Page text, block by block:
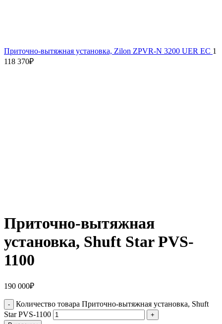
Приточно-вытяжная установка, Zilon ZPVR-N 3200 UER EC 1
118 370₽
Приточно-вытяжная
установка, Shuft Star PVS-
1100
190 000₽
Количество товара Приточно-вытяжная установка, Shuft
Star PVS-1100